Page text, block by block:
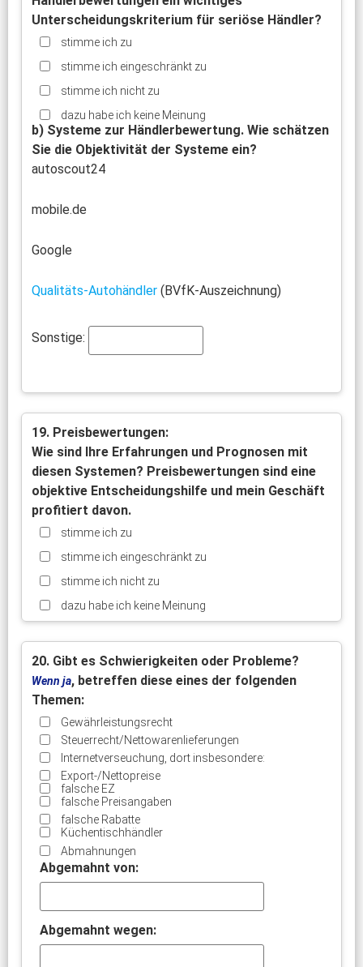
Unterscheidungskriterium für seriöse Händler?
stimme ich zu
stimme ich eingeschränkt zu
stimme ich nicht zu
dazu habe ich keine Meinung
b) Systeme zur Händlerbewertung. Wie schätzen
Sie die Objektivität der Systeme ein?
autoscout24
mobile.de
Google
Qualitäts-Autohändler (BVfK-Auszeichnung)
Sonstige:
19. Preisbewertungen:
Wie sind Ihre Erfahrungen und Prognosen mit
diesen Systemen? Preisbewertungen sind eine
objektive Entscheidungshilfe und mein Geschäft
profitiert davon.
stimme ich zu
stimme ich eingeschränkt zu
stimme ich nicht zu
dazu habe ich keine Meinung
20. Gibt es Schwierigkeiten oder Probleme?
Wenn ja, betreffen diese eines der folgenden
Themen:
Gewährleistungsrecht
Steuerrecht/Nettowarenlieferungen
Internetverseuchung, dort insbesondere:
Export-/Nettopreise
falsche EZ
falsche Preisangaben
falsche Rabatte
Küchentischhändler
Abmahnungen
Abgemahnt von:
Abgemahnt wegen: